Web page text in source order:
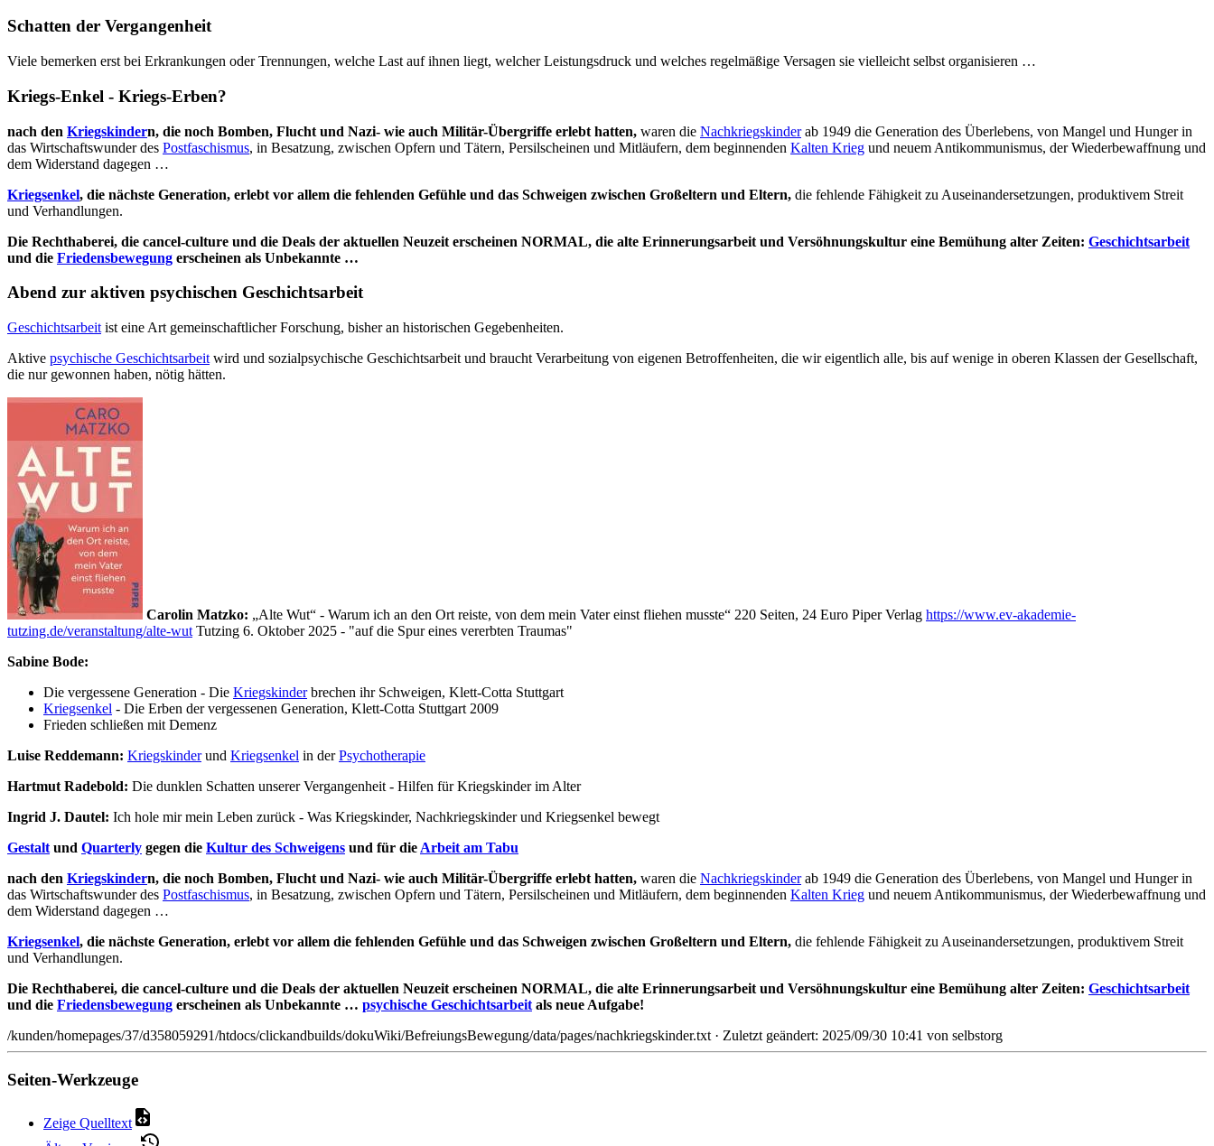
Schatten der Vergangenheit
Viele bemerken erst bei Erkrankungen oder Trennungen, welche Last auf ihnen liegt, welcher Leistungsdruck und welches regelmäßige Versagen sie vielleicht selbst organisieren …
Kriegs-Enkel - Kriegs-Erben?
nach den Kriegskindern, die noch Bomben, Flucht und Nazi- wie auch Militär-Übergriffe erlebt hatten, waren die Nachkriegskinderab 1949 die Generation des Überlebens, von Mangel und Hunger in
das Wirtschaftswunder des Postfaschismus, in Besatzung, zwischen Opfern und Tätern, Persilscheinen und Mitläufern, dem beginnenden Kalten Krieg und neuem Antikommunismus, der Wiederbewaffnung und
dem Widerstand dagegen …
Kriegsenkel, die nächste Generation, erlebt vor allem die fehlenden Gefühle und das Schweigen zwischen Großeltern und Eltern, die fehlende Fähigkeit zu Auseinandersetzungen, produktivem Streit
und Verhandlungen.
Die Rechthaberei, die cancel-culture und die Deals der aktuellen Neuzeit erscheinen NORMAL, die alte Erinnerungsarbeit und Versöhnungskultur eine Bemühung alter Zeiten: Geschichtsarbeit
und die Friedensbewegung erscheinen als Unbekannte …
Abend zur aktiven psychischen Geschichtsarbeit
Geschichtsarbeit ist eine Art gemeinschaftlicher Forschung, bisher an historischen Gegebenheiten.
Aktive psychische Geschichtsarbeit wird und sozialpsychische Geschichtsarbeit und braucht Verarbeitung von eigenen Betroffenheiten, die wir eigentlich alle, bis auf wenige in oberen Klassen der Gesellschaft,
die nur gewonnen haben, nötig hätten.
Carolin Matzko: „Alte Wut“ - Warum ich an den Ort reiste, von dem mein Vater einst fliehen musste“ 220 Seiten, 24 Euro Piper Verlag https://www.ev-akademie-
tutzing.de/veranstaltung/alte-wut Tutzing 6. Oktober 2025 - "auf die Spur eines vererbten Traumas"
Sabine Bode:
Die vergessene Generation - Die Kriegskinderbrechen ihr Schweigen, Klett-Cotta Stuttgart
Kriegsenkel - Die Erben der vergessenen Generation, Klett-Cotta Stuttgart 2009
Frieden schließen mit Demenz
Luise Reddemann: Kriegskinderund Kriegsenkel in derPsychotherapie
Hartmut Radebold: Die dunklen Schatten unserer Vergangenheit - Hilfen für Kriegskinder im Alter
Ingrid J. Dautel: Ich hole mir mein Leben zurück - Was Kriegskinder, Nachkriegskinder und Kriegsenkel bewegt
Gestalt und Quarterly gegen die Kultur des Schweigens und für die Arbeit am Tabu
nach den Kriegskindern, die noch Bomben, Flucht und Nazi- wie auch Militär-Übergriffe erlebt hatten, waren die Nachkriegskinderab 1949 die Generation des Überlebens, von Mangel und Hunger in
das Wirtschaftswunder des Postfaschismus, in Besatzung, zwischen Opfern und Tätern, Persilscheinen und Mitläufern, dem beginnenden Kalten Krieg und neuem Antikommunismus, der Wiederbewaffnung und
dem Widerstand dagegen …
Kriegsenkel, die nächste Generation, erlebt vor allem die fehlenden Gefühle und das Schweigen zwischen Großeltern und Eltern, die fehlende Fähigkeit zu Auseinandersetzungen, produktivem Streit
und Verhandlungen.
Die Rechthaberei, die cancel-culture und die Deals der aktuellen Neuzeit erscheinen NORMAL, die alte Erinnerungsarbeit und Versöhnungskultur eine Bemühung alter Zeiten: Geschichtsarbeit
und die Friedensbewegung erscheinen als Unbekannte … psychische Geschichtsarbeit als neue Aufgabe!
/kunden/homepages/37/d358059291/htdocs/clickandbuilds/dokuWiki/BefreiungsBewegung/data/pages/nachkriegskinder.txt · Zuletzt geändert: 2025/09/30 10:41 von selbstorg
Seiten-Werkzeuge
Zeige Quelltext